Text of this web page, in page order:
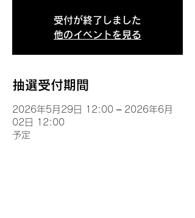
受付が終了しました
他のイベントを見る
抽選受付期間
2026年5月29日 12:00 – 2026年6月
02日 12:00
予定